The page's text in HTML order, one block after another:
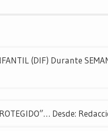
(DIF) Durante
Desde: